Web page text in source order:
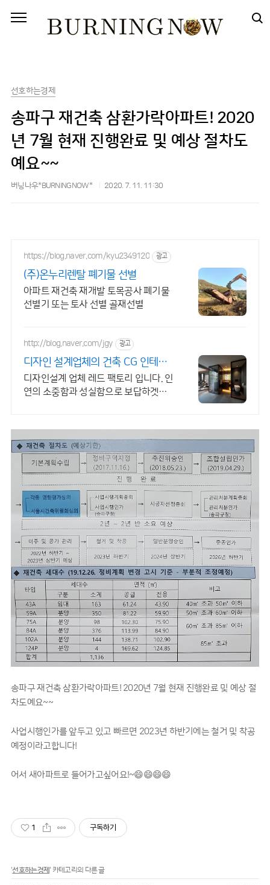
선호하는경제
송파구 재건축 삼환가락아파트! 2020
년 7월 현재 진행완료 및 예상 절차도
예요~~
버닝나우*BURNINGNOW* 2020. 7. 11. 11:30
https://blog.naver.com/kyu2349120 광고
(주)온누리렌탈 폐기물 선별
아파트 재건축 재개발 토목공사 폐기물
선별기 또는 토사 선별 골재선별
http://blog.naver.com/jgy 광고
디자인 설계업체의 건축 CG 인테리
어설계,건축마감,조감도
디자인설계 업체 레드 팩토리 입니다. 인
연의 소중함과 성실함으로 보답하겟습
송파구 재건축 삼환가락아파트! 2020년 7월 현재 진행완료 및 예상 절
차도예요~~
사업시행인가를 앞두고 있고 빠르면 2023년 하반기에는 철거 및 착공
예정이라고합니다!
어서 새아파트로 들어가고싶어요!~😄😄😄😄
1 구독하기
'선호하는경제 ' 카테고리의 다른 글